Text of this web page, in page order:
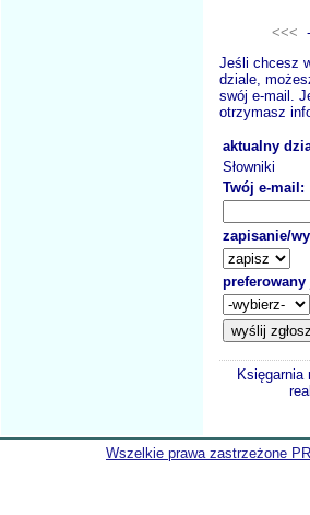
<<< -
Jeśli chcesz
dziale,
swój e-mail.
otrzymasz
aktualny
Słowniki
Twój e-mail:
zapisanie/
preferowany
Księgarnia
Wszelkie prawa zastrzeżone